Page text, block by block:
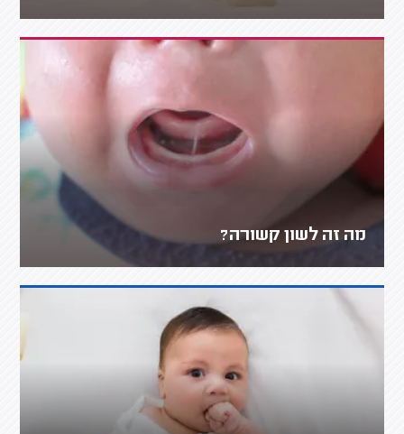
מה זה לשון קשורה?